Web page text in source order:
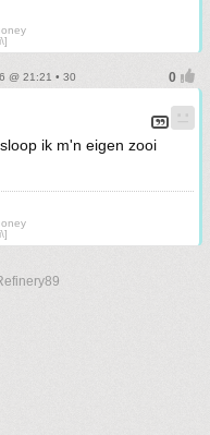
@ 21:21 • 30
ik m'n eigen zooi